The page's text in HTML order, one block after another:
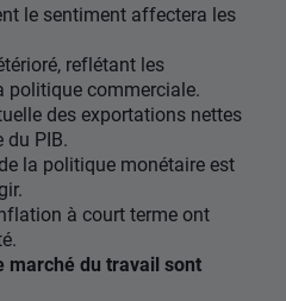
le sentiment affectera les
reflétant les
politique commerciale.
des exportations nettes
du PIB.
la politique monétaire est
à court terme ont
marché du travail sont